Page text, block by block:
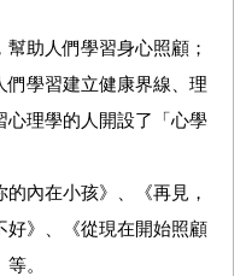
助人們學習身心照顧；
們學習建立健康界線、理
心理學的人開設了「心學
內在小孩》、《再見，
好》、《從現在開始照顧
。